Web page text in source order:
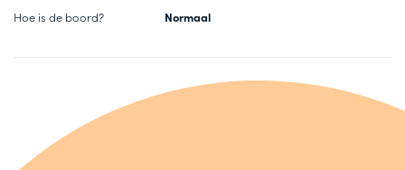
Hoe is de boord?
Normaal